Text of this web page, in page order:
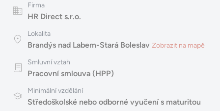
Firma
HR Direct s.r.o.
Lokalita
Brandýs nad Labem-Stará Boleslav Zobrazit na mapě
Smluvní vztah
Pracovní smlouva (HPP)
Minimální vzdělání
Středoškolské nebo odborné vyučení s maturitou